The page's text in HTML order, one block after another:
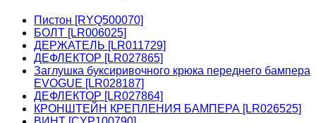
Пистон [RYQ500070]
БОЛТ [LR006025]
ДЕРЖАТЕЛЬ [LR011729]
ДЕФЛЕКТОР [LR027865]
Заглушка буксиривочного крюка переднего бампера
EVOGUE [LR028187]
ДЕФЛЕКТОР [LR027864]
КРОНШТЕЙН КРЕПЛЕНИЯ БАМПЕРА [LR026525]